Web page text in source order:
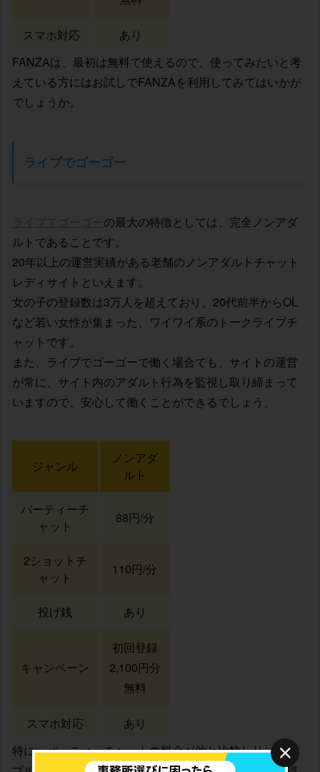
スマホ対応
あり
FANZAは、最初は無料で使えるので、使ってみたいと考
えている方にはお試しでFANZAを利用してみてはいかが
でしょうか。
ライブでゴーゴー
ライブでゴーゴーの最大の特徴としては、完全ノンアダ
ルトであることです。
20年以上の運営実績がある老舗のノンアダルトチャット
レディサイトといえます。
女の子の登録数は3万人を超えており、20代前半からOL
など若い女性が集まった、ワイワイ系のトークライブチ
ャットです。
また、ライブでゴーゴーで働く場合でも、サイトの運営
が常に、サイト内のアダルト行為を監視し取り締まって
いますので、安心して働くことができるでしょう。
ジャンル
ノンアダ
ルト
パーティーチ
ャット
88円/分
2ショットチ
ャット
110円/分
投げ銭 あり
キャンペーン
初回登録
2,100円分
無料
スマホ対応
あり
特に、パーティーチャットの料金が他と比較しリーズナ